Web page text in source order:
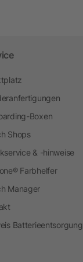
Boxen
Shops
& -hinweise
Farbhelfer
Manager
Batterieentsorgung